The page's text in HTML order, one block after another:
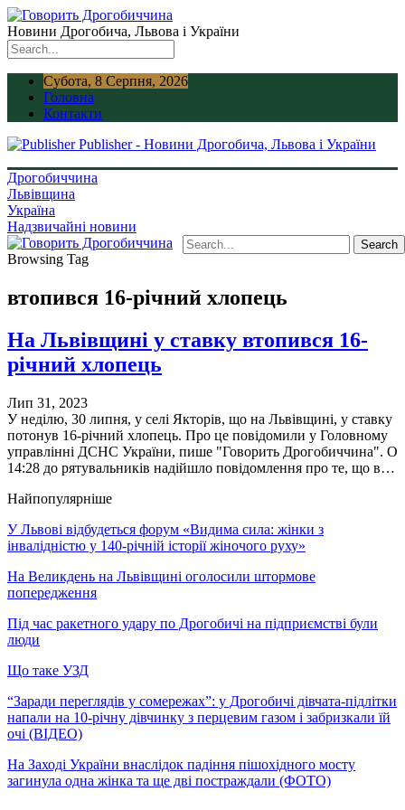
Новини Дрогобича, Львова і України
Субота, 8 Серпня, 2026
Головна
Контакти
Publisher - Новини Дрогобича, Львова і України
Дрогобиччина
Львівщина
Україна
Надзвичайні новини
Browsing Tag
втопився 16-річний хлопець
На Львівщині у ставку втопився 16-
річний хлопець
Лип 31, 2023
У неділю, 30 липня, у селі Якторів, що на Львівщині, у ставку
потонув 16-річний хлопець. Про це повідомили у Головному
управлінні ДСНС України, пише "Говорить Дрогобиччина". О
14:28 до рятувальників надійшло повідомлення про те, що в…
Найпопулярніше
У Львові відбудеться форум «Видима сила: жінки з
інвалідністю у 140-річній історії жіночого руху»
На Великдень на Львівщині оголосили штормове
попередження
Під час ракетного удару по Дрогобичі на підприємстві були
люди
Що таке УЗД
“Заради переглядів у сомережах”: у Дрогобичі дівчата-підлітки
напали на 10-річну дівчинку з перцевим газом і забризкали їй
очі (ВІДЕО)
На Заході України внаслідок падіння пішохідного мосту
загинула одна жінка та ще дві постраждали (ФОТО)